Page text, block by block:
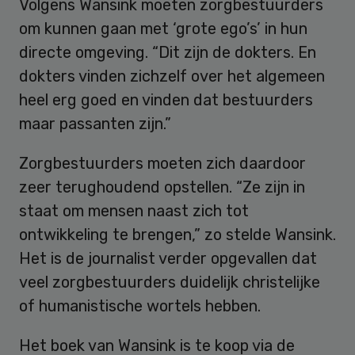
Volgens Wansink moeten zorgbestuurders
om kunnen gaan met ‘grote ego’s’ in hun
directe omgeving. “Dit zijn de dokters. En
dokters vinden zichzelf over het algemeen
heel erg goed en vinden dat bestuurders
maar passanten zijn.”
Zorgbestuurders moeten zich daardoor
zeer terughoudend opstellen. “Ze zijn in
staat om mensen naast zich tot
ontwikkeling te brengen,” zo stelde Wansink.
Het is de journalist verder opgevallen dat
veel zorgbestuurders duidelijk christelijke
of humanistische wortels hebben.
Het boek van Wansink is te koop via de